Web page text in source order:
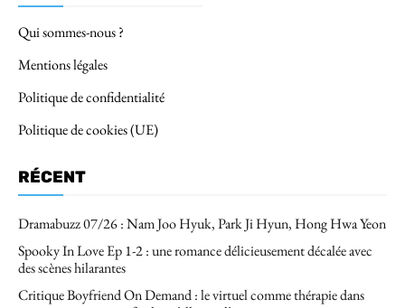
Qui sommes-nous ?
Mentions légales
Politique de confidentialité
Politique de cookies (UE)
RÉCENT
Dramabuzz 07/26 : Nam Joo Hyuk, Park Ji Hyun, Hong Hwa Yeon
Spooky In Love Ep 1-2 : une romance délicieusement décalée avec
des scènes hilarantes
Critique Boyfriend On Demand : le virtuel comme thérapie dans